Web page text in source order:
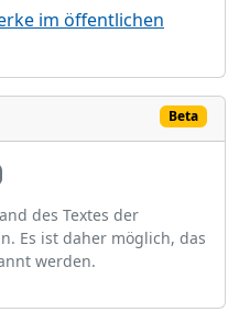
im öffentlichen
Beta
des Textes der
Es ist daher möglich, das
werden.